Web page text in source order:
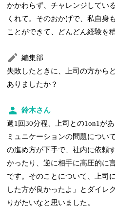
かかわらず、チャレンジしてい
くれて。そのおかげで、私自身
ことができて、どんどん経験を
編集部
失敗したときに、上司の方から
ありましたか？
鈴木さん
週1回30分程、上司との1on1が
ミュニケーションの問題につい
の進め方が下手で、社内に依頼
かったり、逆に相手に高圧的に
です。そのことについて、上司
した方が良かったよ」とダイレ
りがたいなと思いました。